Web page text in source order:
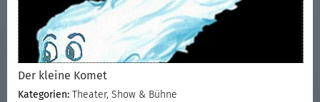
Der kleine Komet
Kategorien: Theater, Show & Bühne